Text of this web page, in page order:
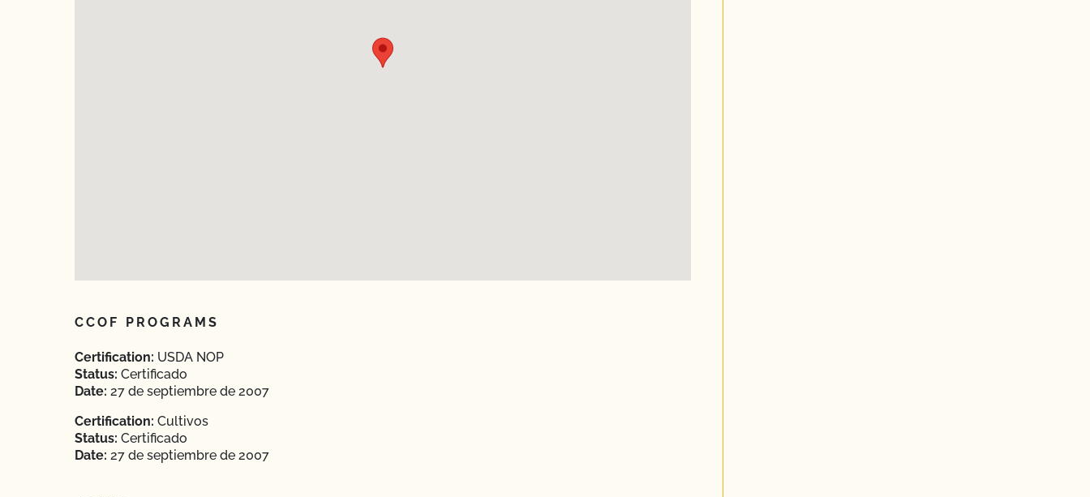
CCOF PROGRAMS
Certification: USDA NOP
Status: Certificado
Date: 27 de septiembre de 2007
Certification: Cultivos
Status: Certificado
Date: 27 de septiembre de 2007